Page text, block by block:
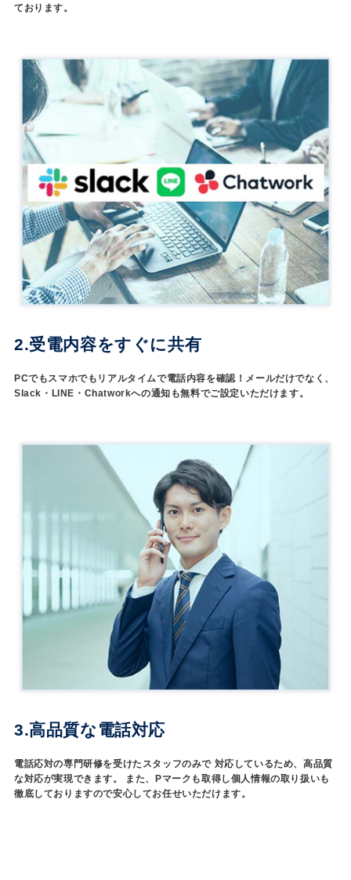
ております。
2.受電内容をすぐに共有
PCでもスマホでもリアルタイムで電話内容を確認！メールだけでなく、
Slack・LINE・Chatworkへの通知も無料でご設定いただけます。
3.高品質な電話対応
電話応対の専門研修を受けたスタッフのみで 対応しているため、高品質
な対応が実現できます。 また、Pマークも取得し個人情報の取り扱いも
徹底しておりますので安心してお任せいただけます。